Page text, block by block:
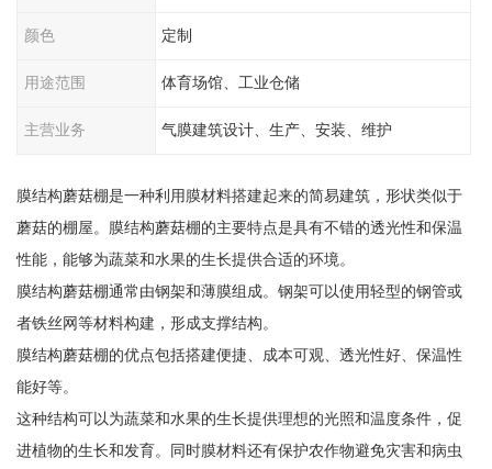
颜色 定制
用途范围 体育场馆、工业仓储
主营业务 气膜建筑设计、生产、安装、维护
膜结构蘑菇棚是一种利用膜材料搭建起来的简易建筑，形状类似于
蘑菇的棚屋。膜结构蘑菇棚的主要特点是具有不错的透光性和保温
性能，能够为蔬菜和水果的生长提供合适的环境。
膜结构蘑菇棚通常由钢架和薄膜组成。钢架可以使用轻型的钢管或
者铁丝网等材料构建，形成支撑结构。
膜结构蘑菇棚的优点包括搭建便捷、成本可观、透光性好、保温性
能好等。
这种结构可以为蔬菜和水果的生长提供理想的光照和温度条件，促
进植物的生长和发育。同时膜材料还有保护农作物避免灾害和病虫